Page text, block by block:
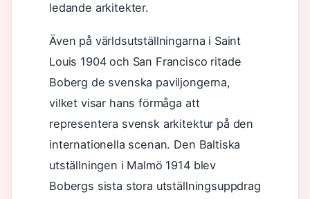
ledande arkitekter.
Även på världsutställningarna i Saint
Louis 1904 och San Francisco ritade
Boberg de svenska paviljongerna,
vilket visar hans förmåga att
representera svensk arkitektur på den
internationella scenan. Den Baltiska
utställningen i Malmö 1914 blev
Bobergs sista stora utställningsuppdrag